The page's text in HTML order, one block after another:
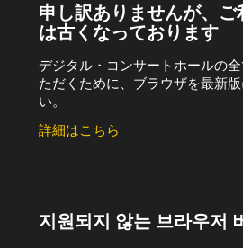
申し訳ありませんが、
は古くなっております
デジタル・コンサートホールの
ただくために、ブラウザを最新
い。
詳細はこちら
지원되지 않는 브라우저